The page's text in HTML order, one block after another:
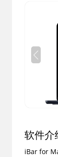
软件介
iBar for